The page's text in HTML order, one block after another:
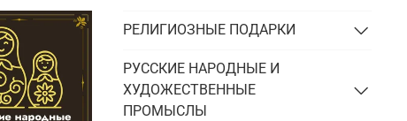
РЕЛИГИОЗНЫЕ ПОДАРКИ
РУССКИЕ НАРОДНЫЕ И
ХУДОЖЕСТВЕННЫЕ
ПРОМЫСЛЫ